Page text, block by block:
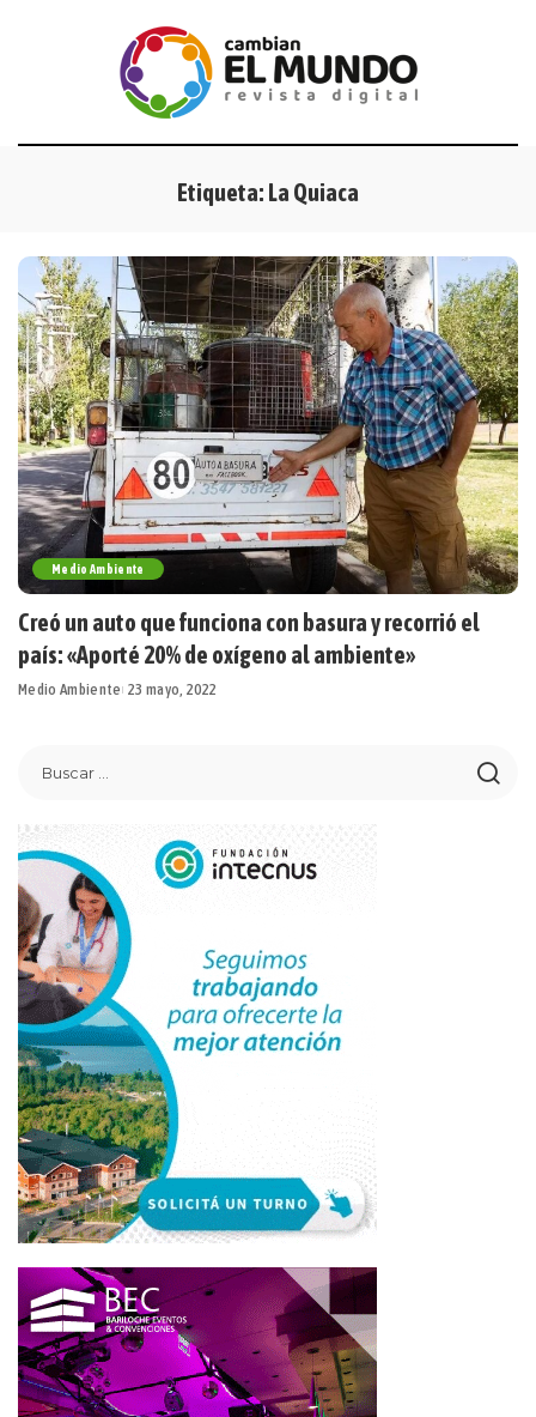
Etiqueta: La Quiaca
Medio Ambiente
Creó un auto que funciona con basura y recorrió el
país: «Aporté 20% de oxígeno al ambiente»
Medio Ambiente 23 mayo, 2022